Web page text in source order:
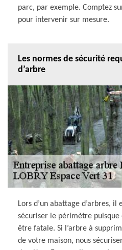
parc, par exemple. Comptez
pour intervenir sur mesure.
Les normes de sécurité
d’arbre
Lors d’un abattage d’arbres, il
sécuriser le périmètre puisque
être fatale. Si l’arbre à
de votre maison, nous